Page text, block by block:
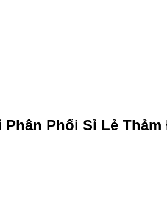
Phối Sỉ Lẻ Thảm